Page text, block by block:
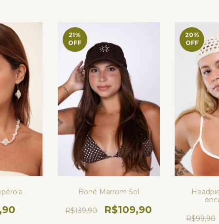
21%
OFF
Boné Marrom Sol
R$139,90 R$109,90
20%
OFF
R$99,90